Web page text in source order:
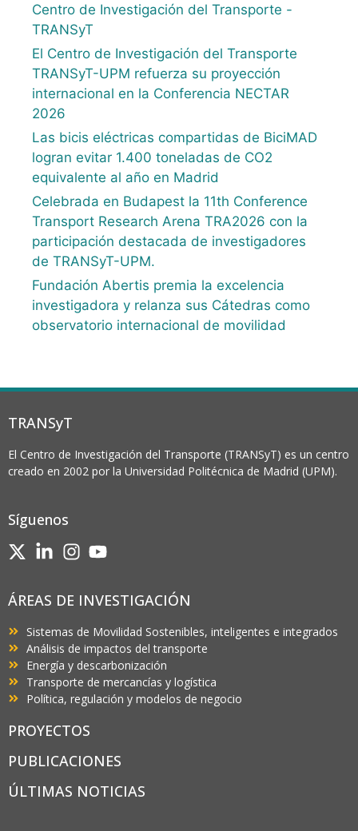
Centro de Investigación del Transporte -
TRANSyT
El Centro de Investigación del Transporte
TRANSyT-UPM refuerza su proyección
internacional en la Conferencia NECTAR
2026
Las bicis eléctricas compartidas de BiciMAD
logran evitar 1.400 toneladas de CO2
equivalente al año en Madrid
Celebrada en Budapest la 11th Conference
Transport Research Arena TRA2026 con la
participación destacada de investigadores
de TRANSyT-UPM.
Fundación Abertis premia la excelencia
investigadora y relanza sus Cátedras como
observatorio internacional de movilidad
TRANSyT
El Centro de Investigación del Transporte (TRANSyT) es un centro
creado en 2002 por la Universidad Politécnica de Madrid (UPM).
Síguenos
ÁREAS DE INVESTIGACIÓN
Sistemas de Movilidad Sostenibles, inteligentes e integrados
Análisis de impactos del transporte
Energía y descarbonización
Transporte de mercancías y logística
Política, regulación y modelos de negocio
PROYECTOS
PUBLICACIONES
ÚLTIMAS NOTICIAS